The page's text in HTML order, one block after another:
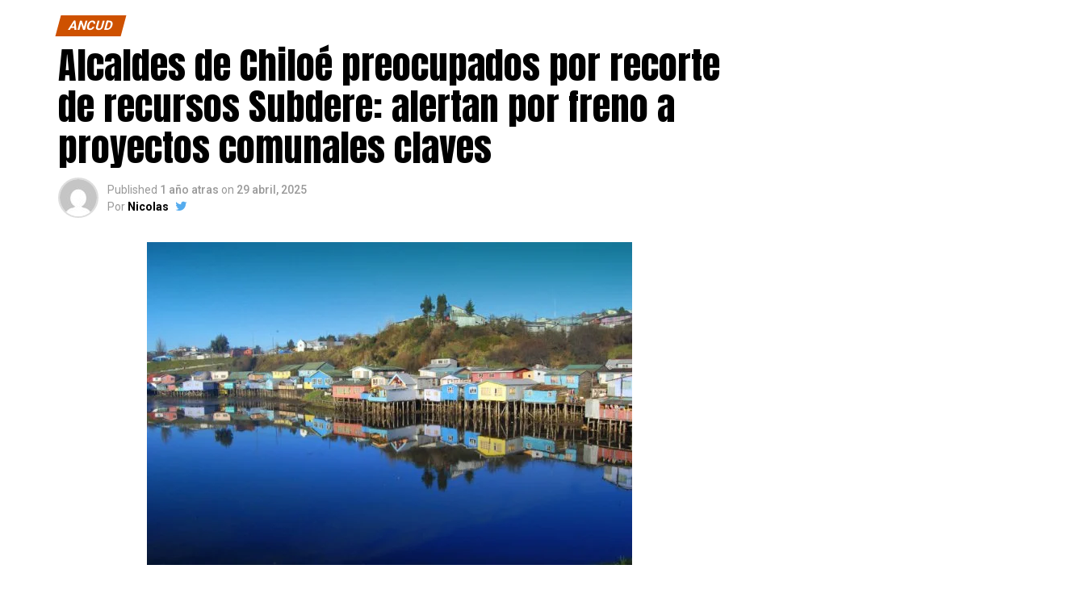
ANCUD
Alcaldes de Chiloé preocupados por recorte
de recursos Subdere: alertan por freno a
proyectos comunales claves
Published 1 año atras on 29 abril, 2025
Por Nicolas